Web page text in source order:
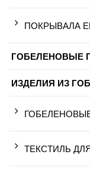
ПОКРЫВАЛА
ГОБЕЛЕНОВЫЕ
ИЗДЕЛИЯ ИЗ
ТЕКСТИЛЬ